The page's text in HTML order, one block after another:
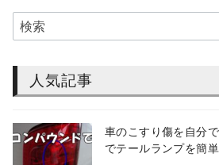
人気記事
車のこすり傷を自分
でテールランプを簡